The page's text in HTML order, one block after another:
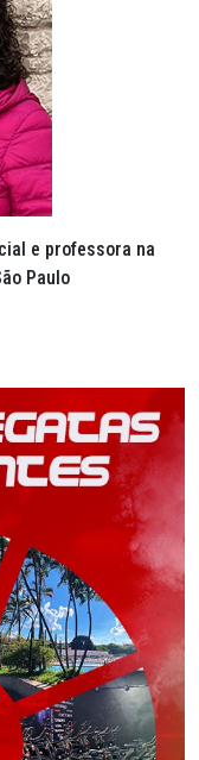
e professora na
Paulo